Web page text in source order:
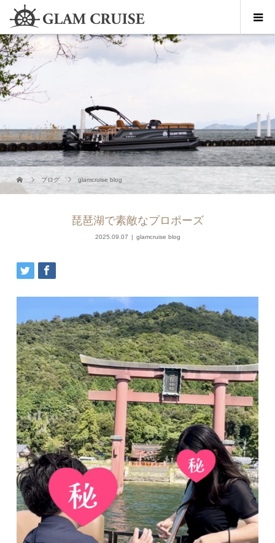
ブログ glamcruise blog
琵琶湖で素敵なプロポーズ
2025.09.07 glamcruise blog